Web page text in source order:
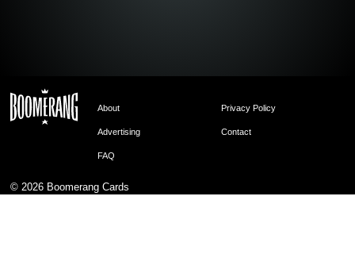
About Privacy Policy
Advertising Contact
FAQ
© 2026 Boomerang Cards